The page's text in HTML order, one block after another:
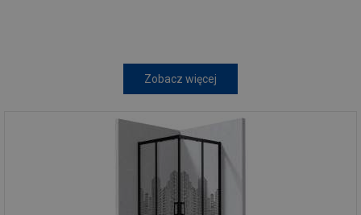
Zobacz więcej